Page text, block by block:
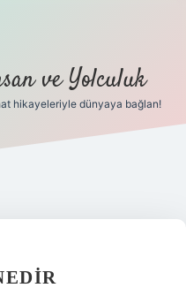
ve Yolculuk
hikayeleriyle dünyaya bağlan!